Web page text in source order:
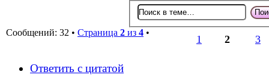
Сообщений: 32 • Страница 2 из 4 •
1 2 3
Ответить с цитатой